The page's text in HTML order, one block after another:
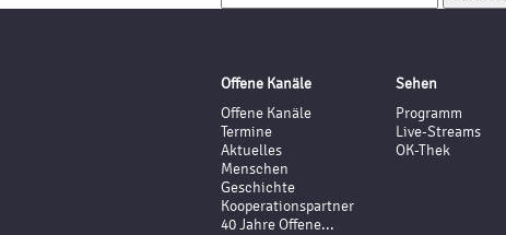
nach:
Offene Kanäle
Offene Kanäle
Termine
Aktuelles
Menschen
Geschichte
Kooperationspartner
40 Jahre Offene...
Sehen
Programm
Live-Streams
OK-Thek